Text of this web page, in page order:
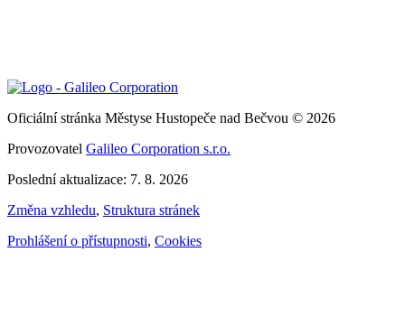
Oficiální stránka Městyse Hustopeče nad Bečvou © 2026
Provozovatel Galileo Corporation s.r.o.
Poslední aktualizace: 7. 8. 2026
Změna vzhledu, Struktura stránek
Prohlášení o přístupnosti, Cookies